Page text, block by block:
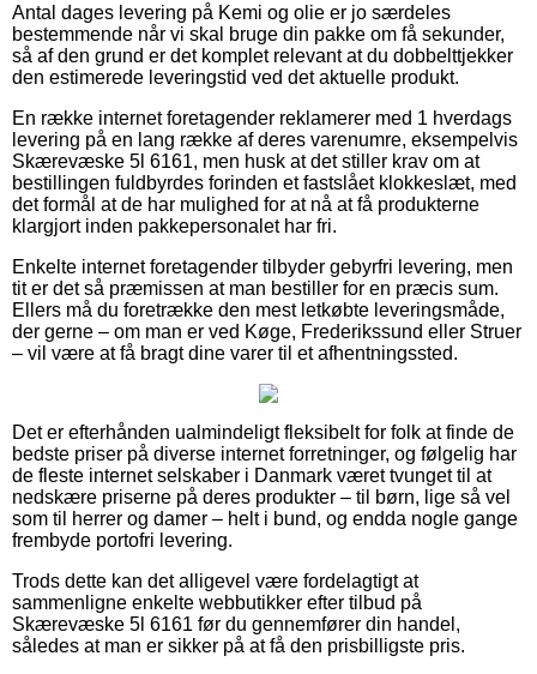
Antal dages levering på Kemi og olie er jo særdeles
bestemmende når vi skal bruge din pakke om få sekunder,
så af den grund er det komplet relevant at du dobbelttjekker
den estimerede leveringstid ved det aktuelle produkt.
En række internet foretagender reklamerer med 1 hverdags
levering på en lang række af deres varenumre, eksempelvis
Skærevæske 5l 6161, men husk at det stiller krav om at
bestillingen fuldbyrdes forinden et fastslået klokkeslæt, med
det formål at de har mulighed for at nå at få produkterne
klargjort inden pakkepersonalet har fri.
Enkelte internet foretagender tilbyder gebyrfri levering, men
tit er det så præmissen at man bestiller for en præcis sum.
Ellers må du foretrække den mest letkøbte leveringsmåde,
der gerne – om man er ved Køge, Frederikssund eller Struer
– vil være at få bragt dine varer til et afhentningssted.
Det er efterhånden ualmindeligt fleksibelt for folk at finde de
bedste priser på diverse internet forretninger, og følgelig har
de fleste internet selskaber i Danmark været tvunget til at
nedskære priserne på deres produkter – til børn, lige så vel
som til herrer og damer – helt i bund, og endda nogle gange
frembyde portofri levering.
Trods dette kan det alligevel være fordelagtigt at
sammenligne enkelte webbutikker efter tilbud på
Skærevæske 5l 6161 før du gennemfører din handel,
således at man er sikker på at få den prisbilligste pris.